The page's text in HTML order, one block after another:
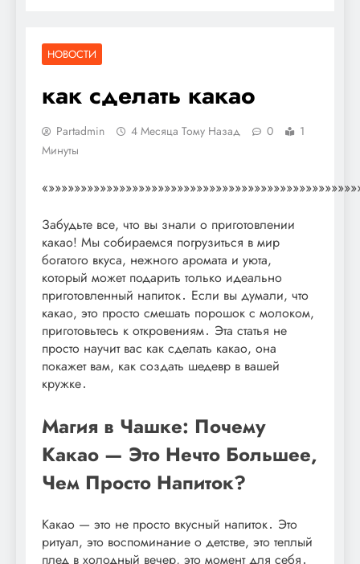
НОВОСТИ
как сделать какао
Partadmin 4 Месяца Тому Назад 0
1
Минуты
Забудьте все, что вы знали о приготовлении
какао! Мы собираемся погрузиться в мир
богатого вкуса, нежного аромата и уюта,
который может подарить только идеально
приготовленный напиток․ Если вы думали, что
какао, это просто смешать порошок с молоком,
приготовьтесь к откровениям․ Эта статья не
просто научит вас как сделать какао, она
покажет вам, как создать шедевр в вашей
кружке․
Магия в Чашке: Почему
Какао — Это Нечто Большее,
Чем Просто Напиток?
Какао — это не просто вкусный напиток․ Это
ритуал, это воспоминание о детстве, это теплый
плед в холодный вечер, это момент для себя․